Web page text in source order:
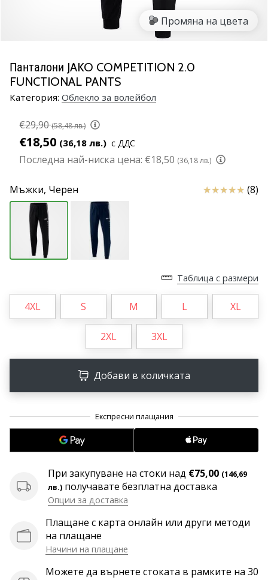
страст
като
нас?
се
като
амбасадор
на
11. 8. 2022
1 мин. четене
Партньорска
WeplayVolleyball
Имате
ли
блог,
дискусионен
форум?
Накарайте
ги
генерират
приходи.
Покажи
всички
Промяна на цвета
Панталони JAKO COMPETITION 2.0
FUNCTIONAL PANTS
Категория: Облекло за волейбол
€29,90 (58,48 лв.)
€18,50 (36,18 лв.) с ДДС
Последна най-ниска цена: €18,50 (36,18 лв.)
Мъжки, Черен Отзиви (8)
Таблица с размери
4XL S M L XL
2XL 3XL
Добави в количката
При закупуване на стоки над €75,00 (146,69
лв.) получавате безплатна доставка
Опции за доставка
Плащане с карта онлайн или други методи
на плащане
Начини на плащане
Можете да върнете стоката в рамките на 30